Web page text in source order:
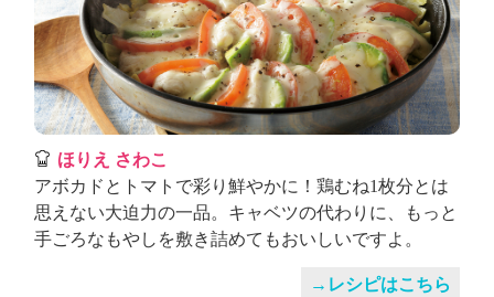
ほりえ さわこ
アボカドとトマトで彩り鮮やかに！鶏むね1枚分とは
思えない大迫力の一品。キャベツの代わりに、もっと
手ごろなもやしを敷き詰めてもおいしいですよ。
→レシピはこちら